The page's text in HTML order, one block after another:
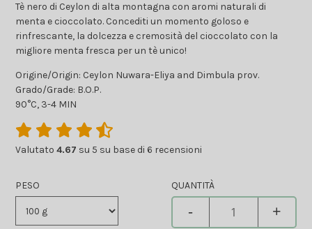
Tè nero di Ceylon di alta montagna con aromi naturali di
menta e cioccolato. Concediti un momento goloso e
rinfrescante, la dolcezza e cremosità del cioccolato con la
migliore menta fresca per un tè unico!
Origine/Origin: Ceylon Nuwara-Eliya and Dimbula prov.
Grado/Grade: B.O.P.
90°C, 3-4 MIN
Valutato4.67 su 5 su base di 6 recensioni
PESO QUANTITÀ
- +